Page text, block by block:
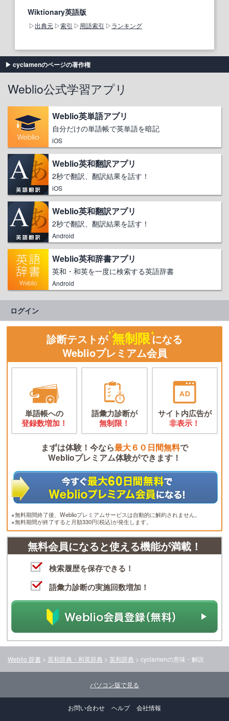
Wiktionary英語版
出典元 索引 用語索引 ランキング
cyclamenのページの著作権
Weblio公式学習アプリ
Weblio英単語アプリ
自分だけの単語帳で英単語を暗記
iOS
Weblio英和翻訳アプリ
2秒で翻訳、翻訳結果を話す！
iOS
Weblio英和翻訳アプリ
2秒で翻訳、翻訳結果を話す！
Android
Weblio英和辞書アプリ
英和・和英を一度に検索する英語辞書
Android
ログイン
診断テストが 無制限になる
Weblioプレミアム会員
単語帳への
登録数増加！
語彙力診断が
無制限！
サイト内広告が
非表示！
まずは体験！今なら最大６０日間無料で
Weblioプレミアム体験ができます！
※無料期間終了後、Weblioプレミアムサービスは自動的に解約されません。
※無料期間が終了すると月額330円(税込)が発生します。
無料会員になると使える機能が満載！
検索履歴を保存できる！
語彙力診断の実施回数増加！
Weblio 辞書 > 英和辞典・和英辞典 > 英和辞典 > cyclamenの意味・解説
パソコン版で見る
お問い合わせ ヘルプ 会社情報